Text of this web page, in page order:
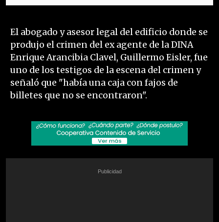
El abogado y asesor legal del edificio donde se
produjo el crimen del ex agente de la DINA
Enrique Arancibia Clavel, Guillermo Eisler, fue
uno de los testigos de la escena del crimen y
señaló que "había una caja con fajos de
billetes que no se encontraron".